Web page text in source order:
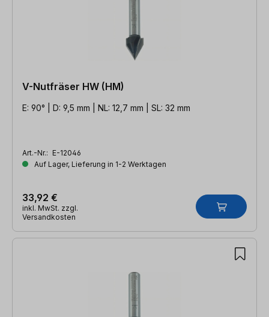
V-Nutfräser HW (HM)
E: 90° | D: 9,5 mm | NL: 12,7 mm | SL: 32 mm
Art.-Nr.: E-12046
Auf Lager, Lieferung in 1-2 Werktagen
33,92 €
inkl. MwSt. zzgl.
Versandkosten